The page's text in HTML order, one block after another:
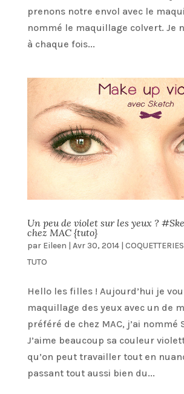
prenons notre envol avec le
nommé le maquillage colvert. Je
à chaque fois...
Un peu de violet sur les yeux ?
chez MAC {tuto}
par Eileen | Avr 30, 2014| COQUETTERIES
TUTO
Hello les filles ! Aujourd’hui je
maquillage des yeux avec un de
préféré de chez MAC, j’ai nommé
J’aime beaucoup sa couleur
qu’on peut travailler tout en
passant tout aussi bien du...